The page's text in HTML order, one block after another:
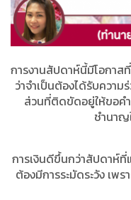
การงานสัปดาห์นี้มีโอกาส
ว่าจำเป็นต้องได้รับควา
ส่วนที่ติดขัดอยู่ให้ขอค
ชำนาญ
การเงินดีขึ้นกว่าสัปดาห์ที่
ต้องมีการระมัดระวัง เพ